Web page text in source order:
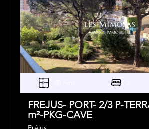
FREJUS- PORT- 2/3 P-
m²-PKG-CAVE